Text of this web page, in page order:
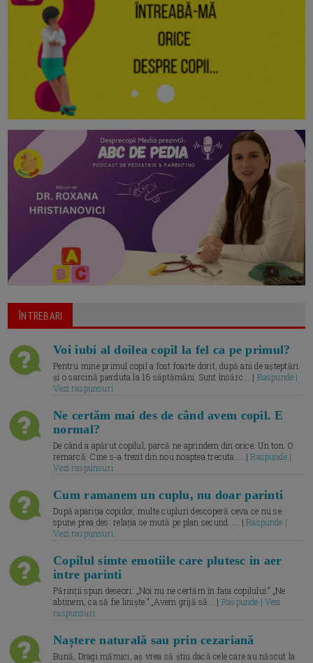
ÎNTREBARI
Voi iubi al doilea copil la fel ca pe primul?
Pentru mine primul copil a fost foarte dorit, după ani de așteptări
și o sarcină pierduta la 16 săptămâni. Sunt însărc... | Raspunde |
Vezi raspunsuri
Ne certăm mai des de când avem copil. E
normal?
De când a apărut copilul, parcă ne aprindem din orice. Un ton. O
remarcă. Cine s-a trezit din nou noaptea trecuta.... |Raspunde |
Vezi raspunsuri
Cum ramanem un cuplu, nu doar parinti
După apariția copiilor, multe cupluri descoperă ceva ce nu se
spune prea des: relația se mută pe plan secund. ... |Raspunde |
Vezi raspunsuri
Copilul simte emotiile care plutesc in aer
intre parinti
Părinții spun deseori: „Noi nu ne certăm în fața copilului.” „Ne
abținem, ca să fie liniște.” „Avem grijă să... | Raspunde | Vezi
raspunsuri
Naștere naturală sau prin cezariană
Bună, Dragi mămici, aș vrea să știu dacă cele care au născut la